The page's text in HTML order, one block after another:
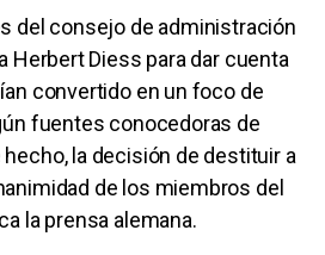
del consejo de administración
Herbert Diess para dar cuenta
convertido en un foco de
fuentes conocedoras de
la decisión de destituir a
de los miembros del
la prensa alemana.